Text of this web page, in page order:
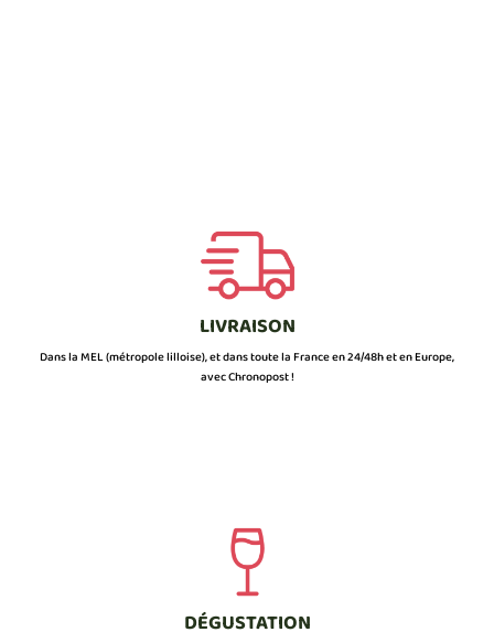
LIVRAISON
Dans la MEL (métropole lilloise), et dans toute la France en 24/48h et en Europe,
avec Chronopost !
DÉGUSTATION